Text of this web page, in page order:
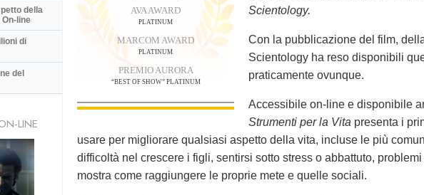
AVA AWARD
PLATINUM
MARCOM AWARD
PLATINUM
PREMIO AURORA
“BEST OF SHOW” PLATINUM
Scientology.
Con la pubblicazione del film,
Scientology ha reso disponibili
praticamente ovunque.
Accessibile on-line e disponibile
Strumenti per la Vita presenta i
usare per migliorare qualsiasi aspetto della vita, incluse le più
difficoltà nel crescere i figli, sentirsi sotto stress o abbattuto,
mostra come raggiungere le proprie mete e quelle sociali.
della
line
di
del
LINE